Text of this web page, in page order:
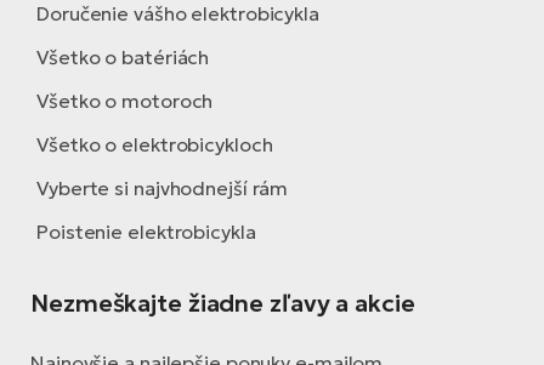
Doručenie vášho elektrobicykla
Všetko o batériách
Všetko o motoroch
Všetko o elektrobicykloch
Vyberte si najvhodnejší rám
Poistenie elektrobicykla
Nezmeškajte žiadne zľavy a akcie